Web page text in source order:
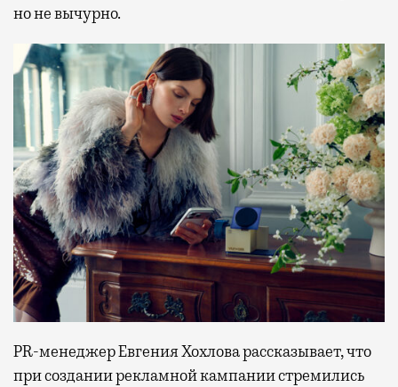
но не вычурно.
PR-менеджер Евгения Хохлова рассказывает, что
при создании рекламной кампании стремились